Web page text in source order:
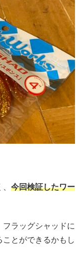
今回検証したワー
ラッグシャッドに
とができるかもし